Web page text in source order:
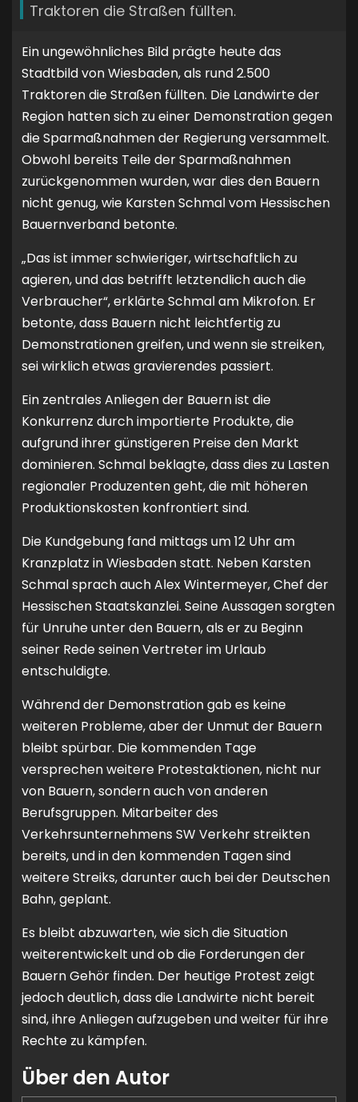
Traktoren die Straßen füllten.
Ein ungewöhnliches Bild prägte heute das
Stadtbild von Wiesbaden, als rund 2.500
Traktoren die Straßen füllten. Die Landwirte der
Region hatten sich zu einer Demonstration gegen
die Sparmaßnahmen der Regierung versammelt.
Obwohl bereits Teile der Sparmaßnahmen
zurückgenommen wurden, war dies den Bauern
nicht genug, wie Karsten Schmal vom Hessischen
Bauernverband betonte.
„Das ist immer schwieriger, wirtschaftlich zu
agieren, und das betrifft letztendlich auch die
Verbraucher“, erklärte Schmal am Mikrofon. Er
betonte, dass Bauern nicht leichtfertig zu
Demonstrationen greifen, und wenn sie streiken,
sei wirklich etwas gravierendes passiert.
Ein zentrales Anliegen der Bauern ist die
Konkurrenz durch importierte Produkte, die
aufgrund ihrer günstigeren Preise den Markt
dominieren. Schmal beklagte, dass dies zu Lasten
regionaler Produzenten geht, die mit höheren
Produktionskosten konfrontiert sind.
Die Kundgebung fand mittags um 12 Uhr am
Kranzplatz in Wiesbaden statt. Neben Karsten
Schmal sprach auch Alex Wintermeyer, Chef der
Hessischen Staatskanzlei. Seine Aussagen sorgten
für Unruhe unter den Bauern, als er zu Beginn
seiner Rede seinen Vertreter im Urlaub
entschuldigte.
Während der Demonstration gab es keine
weiteren Probleme, aber der Unmut der Bauern
bleibt spürbar. Die kommenden Tage
versprechen weitere Protestaktionen, nicht nur
von Bauern, sondern auch von anderen
Berufsgruppen. Mitarbeiter des
Verkehrsunternehmens SW Verkehr streikten
bereits, und in den kommenden Tagen sind
weitere Streiks, darunter auch bei der Deutschen
Bahn, geplant.
Es bleibt abzuwarten, wie sich die Situation
weiterentwickelt und ob die Forderungen der
Bauern Gehör finden. Der heutige Protest zeigt
jedoch deutlich, dass die Landwirte nicht bereit
sind, ihre Anliegen aufzugeben und weiter für ihre
Rechte zu kämpfen.
Über den Autor